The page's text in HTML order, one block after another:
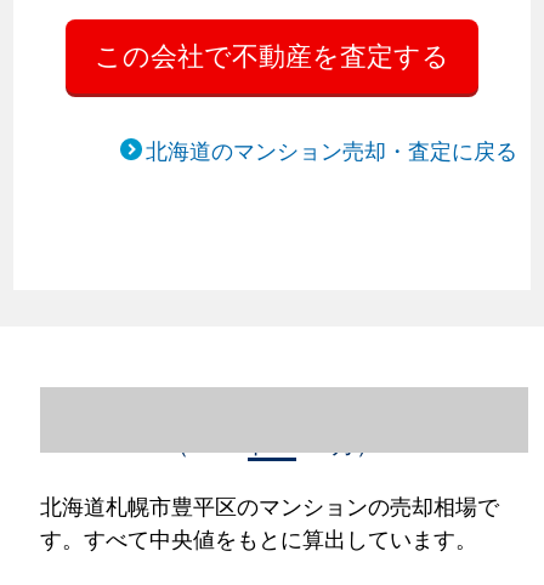
北海道のマンション売却・査定に戻る
北海道札幌市豊平区のマンションの売却相場で
す。すべて中央値をもとに算出しています。